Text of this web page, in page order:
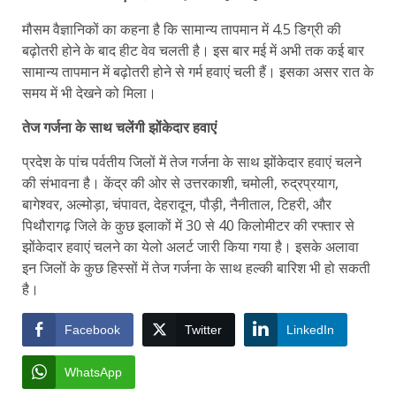
मौसम वैज्ञानिकों का कहना है कि सामान्य तापमान में 4.5 डिग्री की
बढ़ोतरी होने के बाद हीट वेव चलती है। इस बार मई में अभी तक कई बार
सामान्य तापमान में बढ़ोतरी होने से गर्म हवाएं चली हैं। इसका असर रात के
समय में भी देखने को मिला।
तेज गर्जना के साथ चलेंगी झोंकेदार हवाएं
प्रदेश के पांच पर्वतीय जिलों में तेज गर्जना के साथ झोंकेदार हवाएं चलने
की संभावना है। केंद्र की ओर से उत्तरकाशी, चमोली, रुद्रप्रयाग,
बागेश्वर, अल्मोड़ा, चंपावत, देहरादून, पौड़ी, नैनीताल, टिहरी, और
पिथौरागढ़ जिले के कुछ इलाकों में 30 से 40 किलोमीटर की रफ्तार से
झोंकेदार हवाएं चलने का येलो अलर्ट जारी किया गया है। इसके अलावा
इन जिलों के कुछ हिस्सों में तेज गर्जना के साथ हल्की बारिश भी हो सकती
है।
Facebook Twitter LinkedIn
WhatsApp